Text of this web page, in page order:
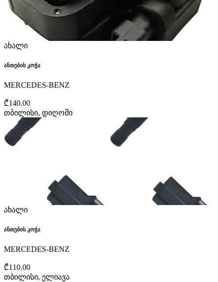
ახალი
ანთების კოჭა
MERCEDES-BENZ
₾140.00
თბილისი, დიღომი
ახალი
ანთების კოჭა
MERCEDES-BENZ
₾110.00
თბილისი, ელიავა